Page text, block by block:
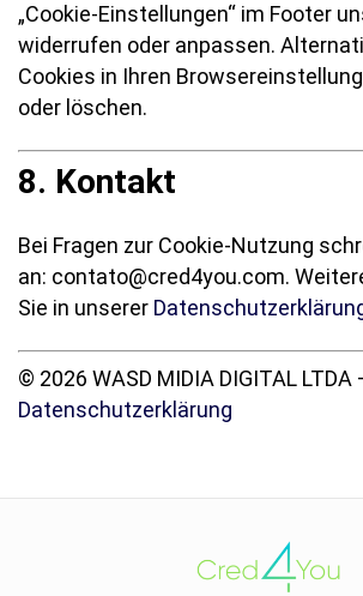
„Cookie-Einstellungen“ im Footer
widerrufen oder anpassen.
Cookies in Ihren
oder löschen.
8. Kontakt
Bei Fragen zur Cookie-Nutzung
an: contato@cred4you.com.
Sie in unserer
© 2026 WASD MIDIA DIGITAL LTDA
Datenschutzerklärung